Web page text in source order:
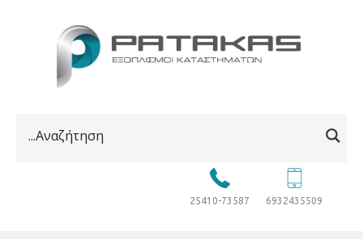
25410-73587 6932435509